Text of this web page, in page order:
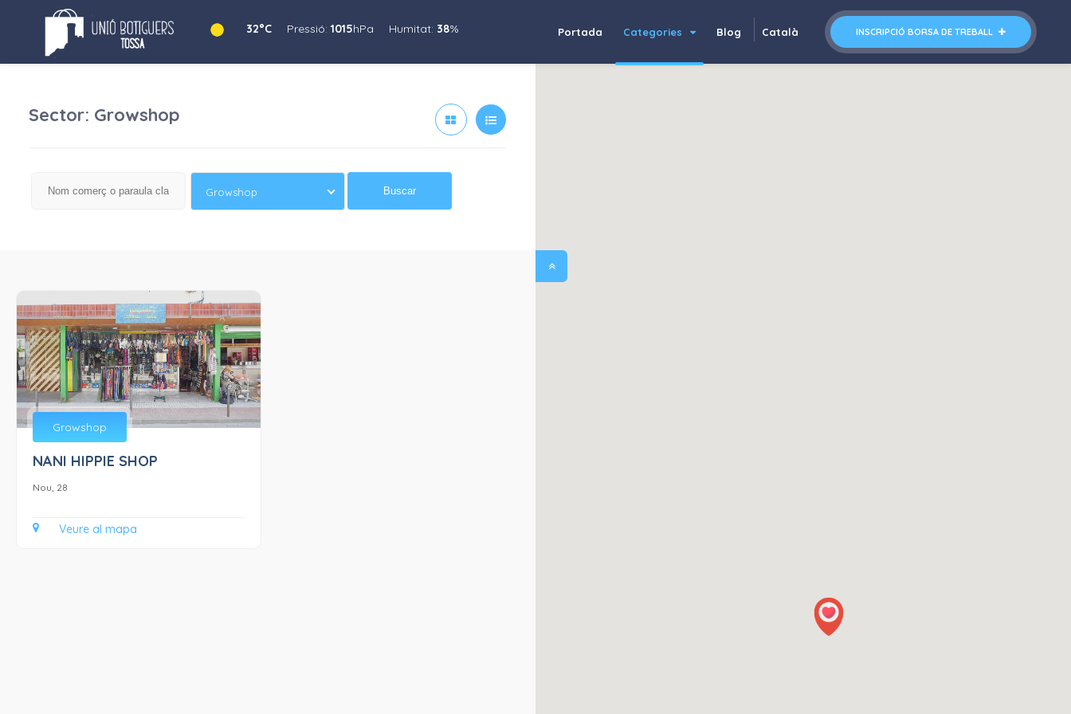
32°C Pressió: 1015hPa Humitat: 38% INSCRIPCIÓ BORSA DE TREBALL
Portada Categories Blog Català
Sector: Growshop
Growshop Buscar
Growshop
NANI HIPPIE SHOP
Nou, 28
Veure al mapa